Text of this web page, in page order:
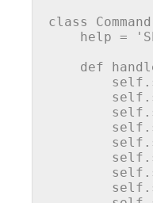
class
Command
help =
def